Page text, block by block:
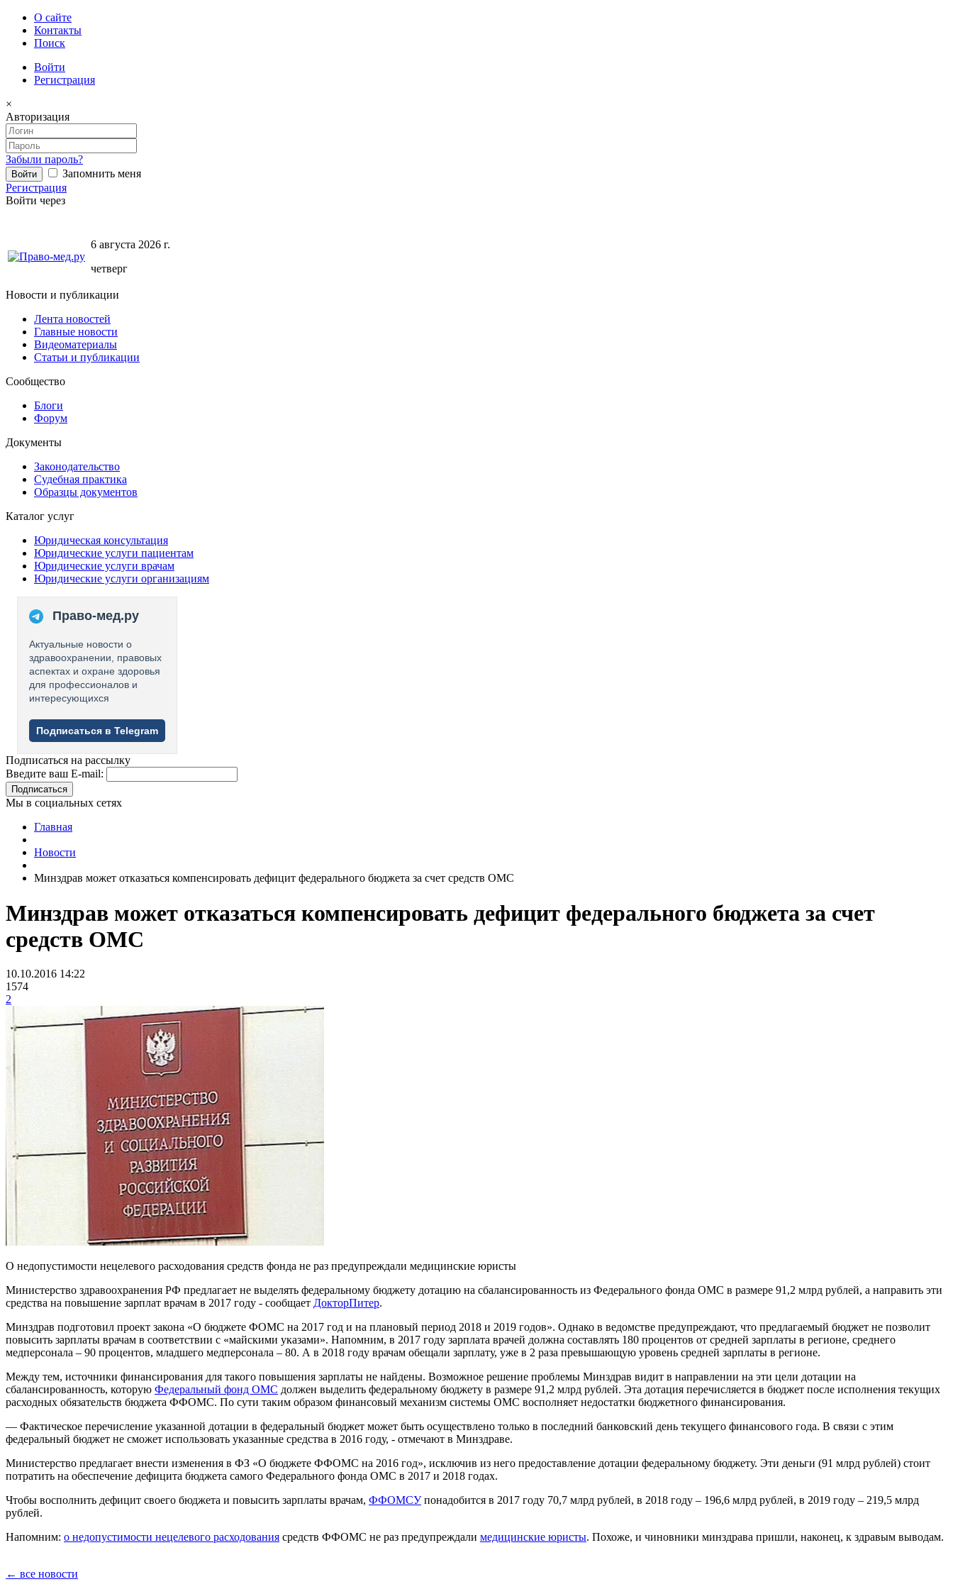
О сайте
Контакты
Поиск
Войти
Регистрация
×
Авторизация
Забыли пароль?
Запомнить меня
Регистрация
Войти через
6 августа 2026 г.
четверг
Новости и публикации
Лента новостей
Главные новости
Видеоматериалы
Статьи и публикации
Сообщество
Блоги
Форум
Документы
Законодательство
Судебная практика
Образцы документов
Каталог услуг
Юридическая консультация
Юридические услуги пациентам
Юридические услуги врачам
Юридические услуги организациям
Право-мед.ру
Актуальные новости о
здравоохранении, правовых
аспектах и охране здоровья
для профессионалов и
интересующихся
Подписаться в Telegram
Подписаться на рассылку
Введите ваш E-mail:
Подписаться
Мы в социальных сетях
Главная
Новости
Минздрав может отказаться компенсировать дефицит федерального бюджета за счет средств ОМС
Минздрав может отказаться компенсировать дефицит федерального бюджета за счет
средств ОМС
10.10.2016 14:22
1574
2
О недопустимости нецелевого расходования средств фонда не раз предупреждали медицинские юристы
Министерство здравоохранения РФ предлагает не выделять федеральному бюджету дотацию на сбалансированность из Федерального фонда ОМС в размере 91,2 млрд рублей, а направить эти
средства на повышение зарплат врачам в 2017 году - сообщает ДокторПитер.
Минздрав подготовил проект закона «О бюджете ФОМС на 2017 год и на плановый период 2018 и 2019 годов». Однако в ведомстве предупреждают, что предлагаемый бюджет не позволит
повысить зарплаты врачам в соответствии с «майскими указами». Напомним, в 2017 году зарплата врачей должна составлять 180 процентов от средней зарплаты в регионе, среднего
медперсонала – 90 процентов, младшего медперсонала – 80. А в 2018 году врачам обещали зарплату, уже в 2 раза превышающую уровень средней зарплаты в регионе.
Между тем, источники финансирования для такого повышения зарплаты не найдены. Возможное решение проблемы Минздрав видит в направлении на эти цели дотации на
сбалансированность, которую Федеральный фонд ОМС должен выделить федеральному бюджету в размере 91,2 млрд рублей. Эта дотация перечисляется в бюджет после исполнения текущих
расходных обязательств бюджета ФФОМС. По сути таким образом финансовый механизм системы ОМС восполняет недостатки бюджетного финансирования.
— Фактическое перечисление указанной дотации в федеральный бюджет может быть осуществлено только в последний банковский день текущего финансового года. В связи с этим
федеральный бюджет не сможет использовать указанные средства в 2016 году, - отмечают в Минздраве.
Министерство предлагает внести изменения в ФЗ «О бюджете ФФОМС на 2016 год», исключив из него предоставление дотации федеральному бюджету. Эти деньги (91 млрд рублей) стоит
потратить на обеспечение дефицита бюджета самого Федерального фонда ОМС в 2017 и 2018 годах.
Чтобы восполнить дефицит своего бюджета и повысить зарплаты врачам, ФФОМСУпонадобится в 2017 году 70,7 млрд рублей, в 2018 году – 196,6 млрд рублей, в 2019 году – 219,5 млрд
рублей.
Напомним: о недопустимости нецелевого расходования средств ФФОМС не раз предупреждали медицинские юристы. Похоже, и чиновники минздрава пришли, наконец, к здравым выводам.
← все новости